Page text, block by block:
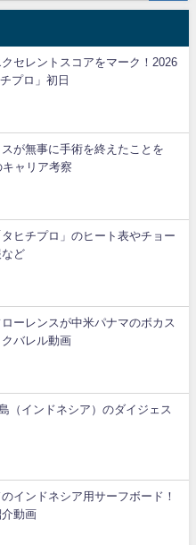
セレントスコアをマーク！2026
プロ」初日
が無事に手術を終えたことを
ャリア考察
ヒチプロ」のヒート表やチョー
ど
ーレンスが中米パナマのボカス
バレル動画
（インドネシア）のダイジェス
インドネシア用サーフボード！
動画